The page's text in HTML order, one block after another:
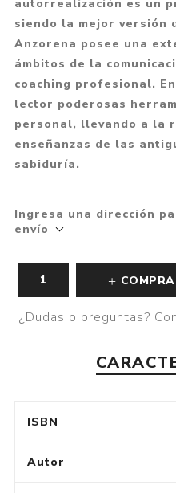
autorrealización es un
siendo la mejor versión
Anzorena posee una
ámbitos de la
coaching profesional.
lector poderosas
personal, llevando a la
enseñanzas de las
sabiduría.
Ingresa una dirección
envío
¿Dudas o preguntas?
ISBN
Autor